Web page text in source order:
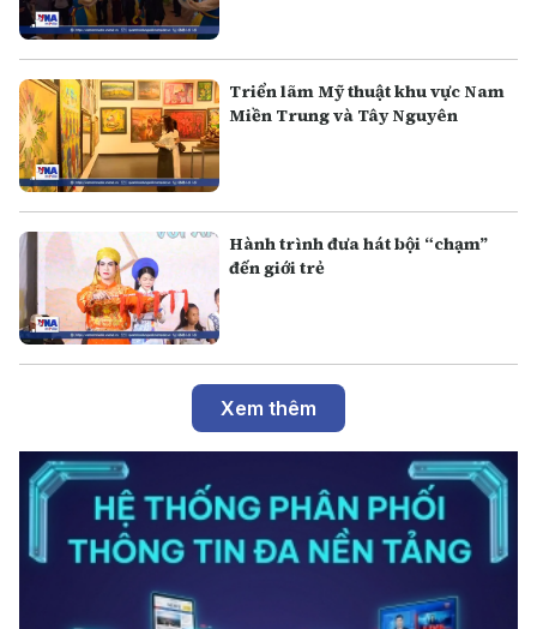
Triển lãm Mỹ thuật khu vực Nam
Miền Trung và Tây Nguyên
Hành trình đưa hát bội “chạm”
đến giới trẻ
Xem thêm